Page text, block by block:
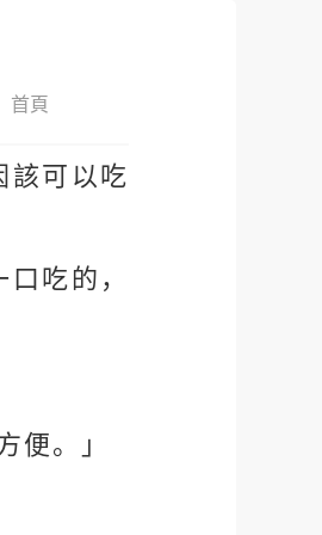
首頁
該可以吃
吃的，
便。」